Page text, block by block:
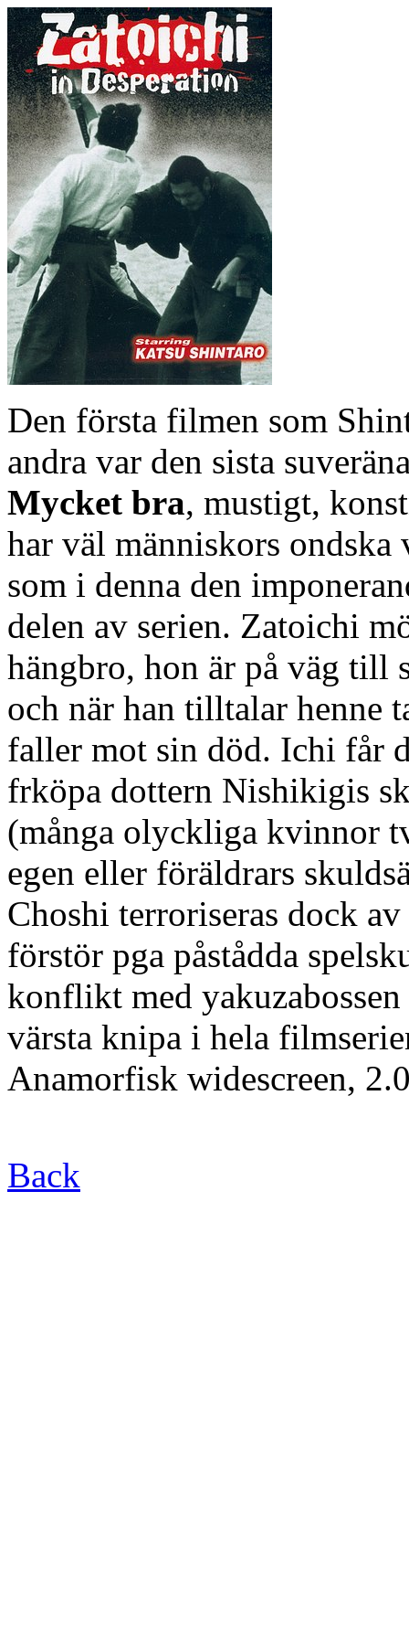
Den första filmen som
andra var den sista
Mycket bra, mustigt,
har väl människors ondska
som i denna den
delen av serien. Zatoichi
hängbro, hon är på väg till
och när han tilltalar henne
faller mot sin död. Ichi får
frköpa dottern Nishikigis
(många olyckliga kvinnor
egen eller föräldrars
Choshi terroriseras dock
förstör pga påstådda
konflikt med
värsta knipa i hela
Anamorfisk widescreen,
Back